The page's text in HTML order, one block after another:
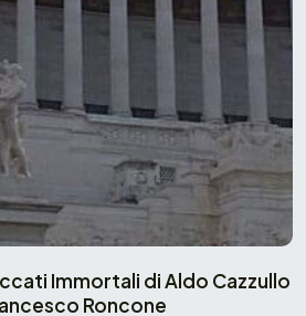
Immortali di Aldo Cazzullo
Roncone